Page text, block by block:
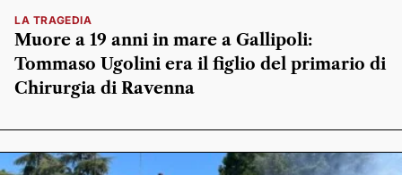
LA TRAGEDIA
Muore a 19 anni in mare a Gallipoli:
Tommaso Ugolini era il figlio del primario di
Chirurgia di Ravenna